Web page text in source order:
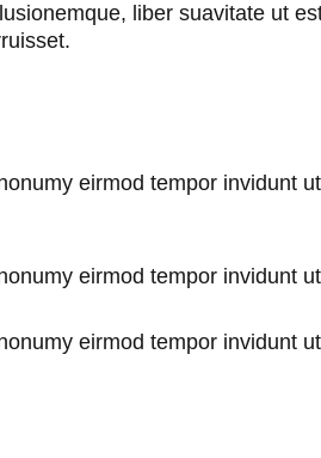
liber suavitate ut
eirmod tempor invidunt
eirmod tempor invidunt
eirmod tempor invidunt